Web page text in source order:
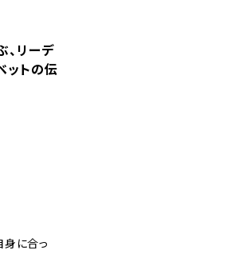
、リーデ
ットの伝
身に合っ